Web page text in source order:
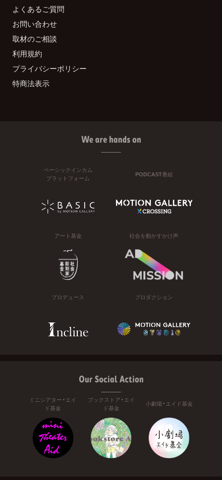
よくあるご質問
お問い合わせ
取材のご相談
利用規約
プライバシーポリシー
特商法表示
We are hands on
ベーシックインカム
プラットフォーム
PODCAST番組
アート基金 社会を動かすかけ声
プロデュース プロダクション
Our Social Action
ミニシアター・エイ
ド基金
ブックストア・エイ
ド基金
小劇場・エイド基金